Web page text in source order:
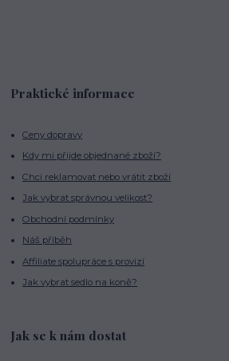
Praktické informace
Ceny dopravy
Kdy mi přijde objednané zboží?
Chci reklamovat nebo vrátit zboží
Jak vybrat správnou velikost?
Obchodní podmínky
Náš příběh
Affiliate spolupráce s provizí
Jak vybrat sedlo na koně?
Jak se k nám dostat